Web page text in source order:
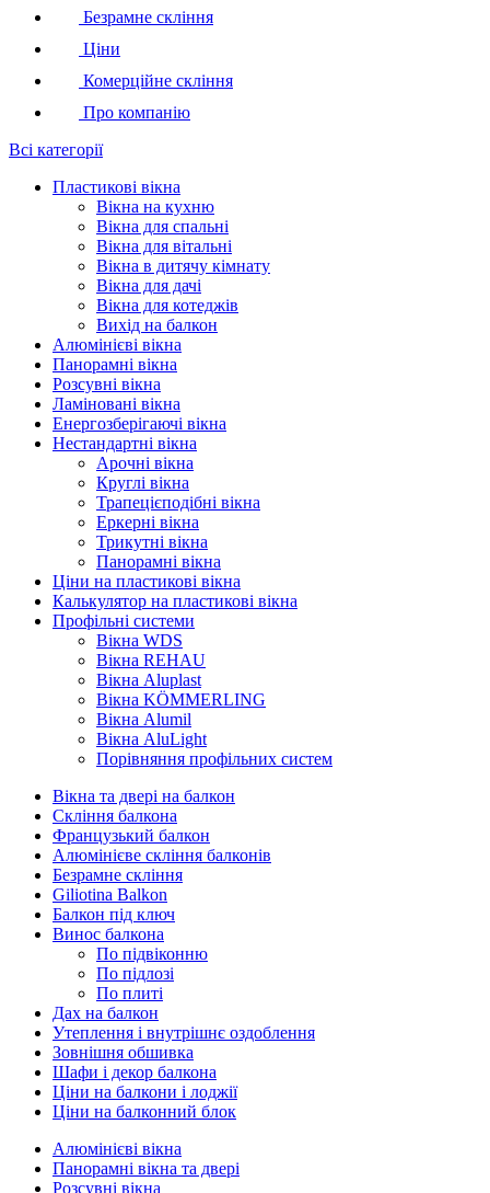
Безрамне скління
Ціни
Комерційне скління
Про компанію
Всі категорії
Пластикові вікна
Вікна на кухню
Вікна для спальні
Вікна для вітальні
Вікна в дитячу кімнату
Вікна для дачі
Вікна для котеджів
Вихід на балкон
Алюмінієві вікна
Панорамні вікна
Розсувні вікна
Ламіновані вікна
Енергозберігаючі вікна
Нестандартні вікна
Арочні вікна
Круглі вікна
Трапецієподібні вікна
Еркерні вікна
Трикутні вікна
Панорамні вікна
Ціни на пластикові вікна
Калькулятор на пластикові вікна
Профільні системи
Вікна WDS
Вікна REHAU
Вікна Aluplast
Вікна KÖMMERLING
Вікна Alumil
Вікна AluLight
Порівняння профільних систем
Вікна та двері на балкон
Скління балкона
Французький балкон
Алюмінієве скління балконів
Безрамне скління
Giliotina Balkon
Балкон під ключ
Винос балкона
По підвіконню
По підлозі
По плиті
Дах на балкон
Утеплення і внутрішнє оздоблення
Зовнішня обшивка
Шафи і декор балкона
Ціни на балкони і лоджії
Ціни на балконний блок
Алюмінієві вікна
Панорамні вікна та двері
Розсувні вікна